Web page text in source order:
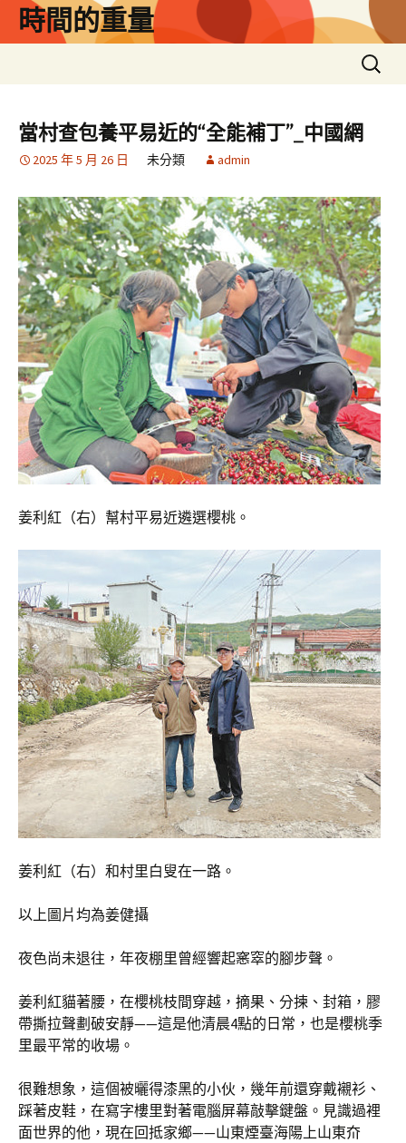
時間的重量
搜
尋
鍵
字:
當村查包養平易近的“全能補丁”_中國網
2025 年 5 月 26 日 未分類 admin
姜利紅（右）幫村平易近遴選櫻桃。
姜利紅（右）和村里白叟在一路。
以上圖片均為姜健攝
夜色尚未退往，年夜棚里曾經響起窸窣的腳步聲。
姜利紅貓著腰，在櫻桃枝間穿越，摘果、分揀、封箱，膠
帶撕拉聲劃破安靜——這是他清晨4點的日常，也是櫻桃季
里最平常的收場。
很難想象，這個被曬得漆黑的小伙，幾年前還穿戴襯衫、
踩著皮鞋，在寫字樓里對著電腦屏幕敲擊鍵盤。見識過裡
面世界的他，現在回抵家鄉——山東煙臺海陽上山東夼